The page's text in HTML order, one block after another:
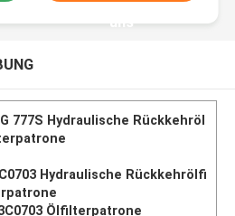
uns
777S Hydraulische Rückkehröl
Hydraulische Rückkehrölfi
Ölfilterpatrone